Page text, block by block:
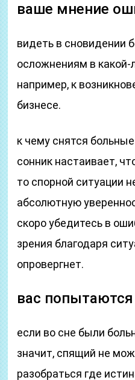
ваше мнение
видеть в сновидении
осложнениям в
например, к
бизнесе.
к чему снятся
сонник настаивает,
то спорной ситуации
абсолютную
скоро убедитесь в
зрения благодаря
опровергнет.
вас
если во сне были
значит, спящий не
разобраться где